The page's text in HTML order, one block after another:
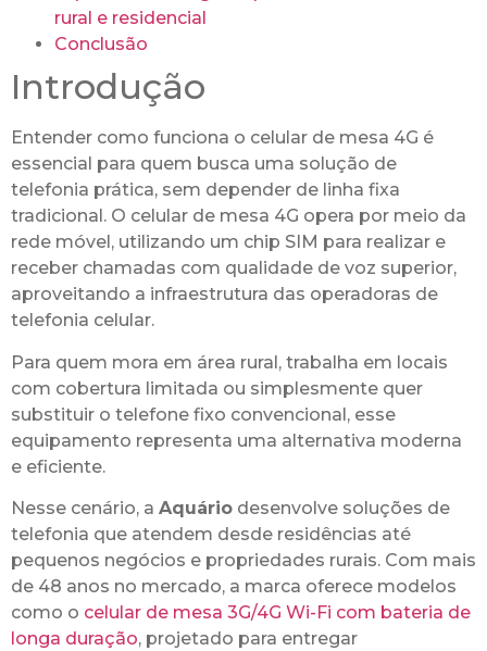
rural e residencial
Conclusão
Introdução
Entender como funciona o celular de mesa 4G é
essencial para quem busca uma solução de
telefonia prática, sem depender de linha fixa
tradicional. O celular de mesa 4G opera por meio da
rede móvel, utilizando um chip SIM para realizar e
receber chamadas com qualidade de voz superior,
aproveitando a infraestrutura das operadoras de
telefonia celular.
Para quem mora em área rural, trabalha em locais
com cobertura limitada ou simplesmente quer
substituir o telefone fixo convencional, esse
equipamento representa uma alternativa moderna
e eficiente.
Nesse cenário, a Aquário desenvolve soluções de
telefonia que atendem desde residências até
pequenos negócios e propriedades rurais. Com mais
de 48 anos no mercado, a marca oferece modelos
como o celular de mesa 3G/4G Wi-Fi com bateria de
longa duração, projetado para entregar